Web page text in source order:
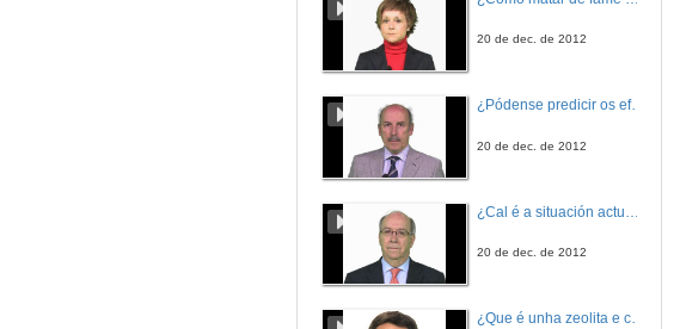
31 de maio de 2012
31 de maio de 2012
31 de maio de 2012
20 de dec. de 2012
¿Pódense predicir os efectos polo achegamento á Terra dos asteroides?
20 de dec. de 2012
20 de dec. de 2012
¿Que é unha zeolita e cales son as súas aplicacións?